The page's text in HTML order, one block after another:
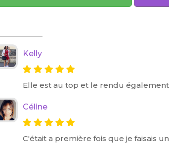
Kelly
Elle est au top et le rendu également
Céline
C'était a première fois que je faisais